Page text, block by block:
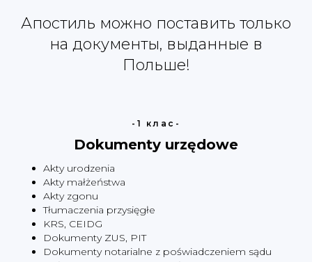
Апостиль можно поставить только
на документы, выданные в
Польше!
-1 клас-
Dokumenty urzędowe
Akty urodzenia
Akty małżeństwa
Akty zgonu
Tłumaczenia przysięgłe
KRS, CEIDG
Dokumenty ZUS, PIT
Dokumenty notarialne z poświadczeniem sądu
Узнайте стоимость
+48
Соглашаюсь сполитикой
конфиденциальности
Отправить